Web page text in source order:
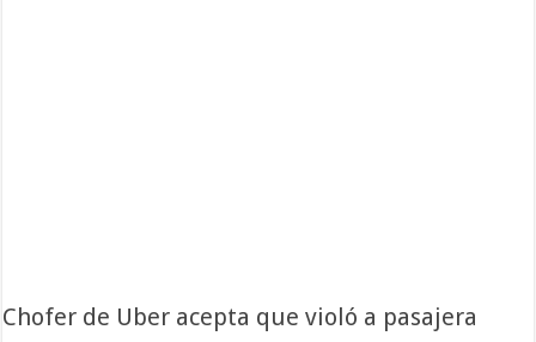
Chofer de Uber acepta que violó a pasajera